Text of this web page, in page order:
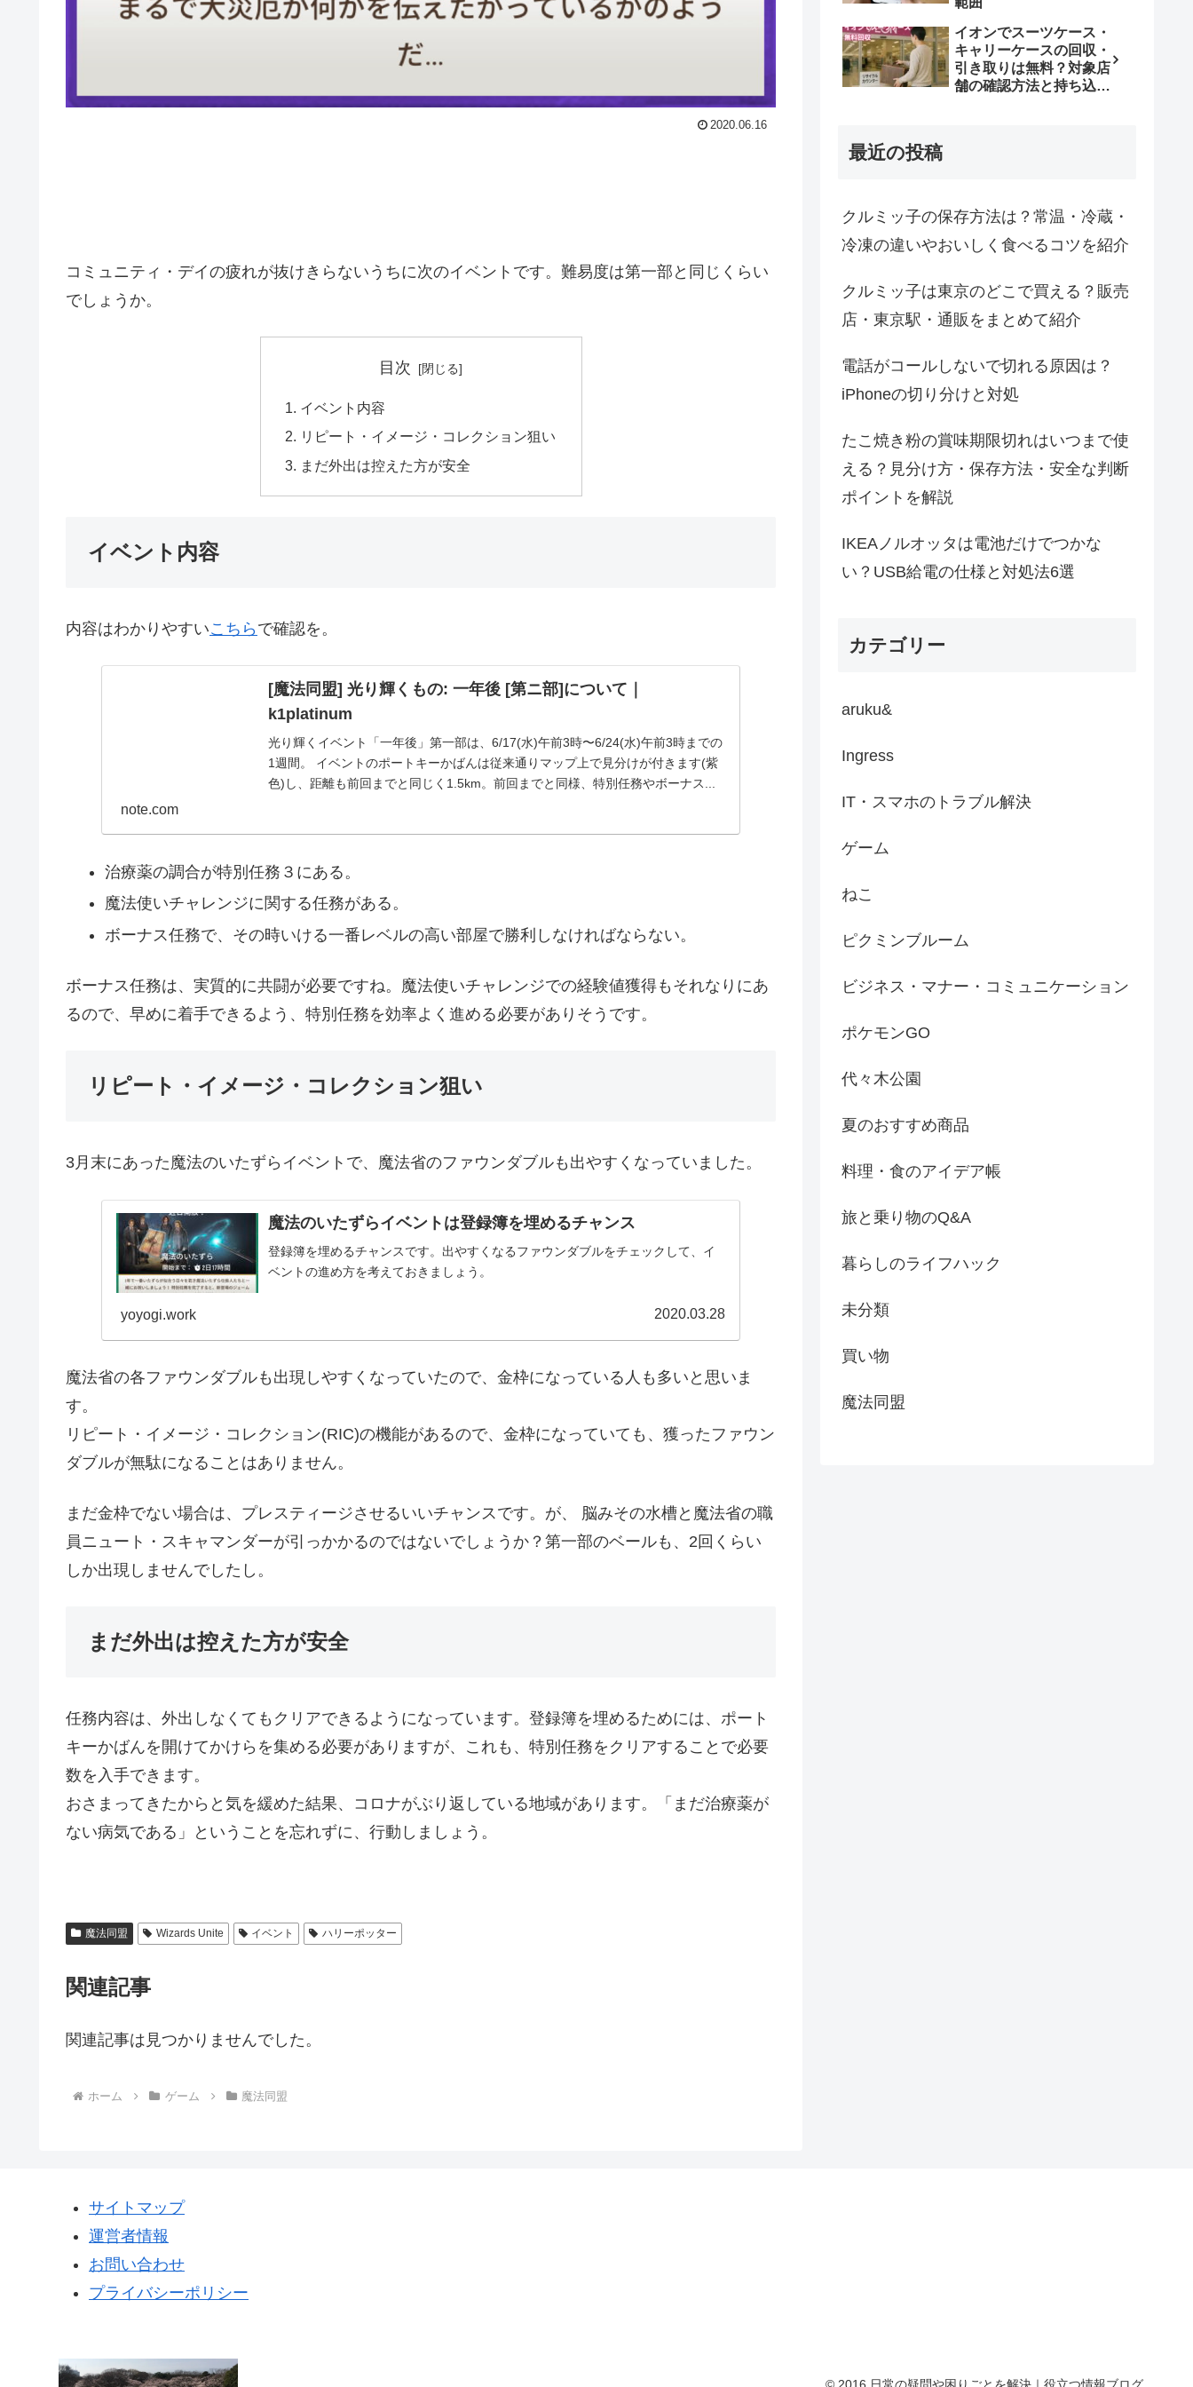
2020.06.16
コミュニティ・デイの疲れが抜けきらないうちに次のイベントです。難易度は第一部と同じくらい
でしょうか。
目次
イベント内容
リピート・イメージ・コレクション狙い
まだ外出は控えた方が安全
イベント内容
内容はわかりやすいこちら で確認を。
[魔法同盟] 光り輝くもの: 一年後 [第ニ部]について｜
k1platinum
光り輝くイベント「一年後」第一部は、6/17(水)午前3時〜6/24(水)午前3時までの
1週間。 イベントのポートキーかばんは従来通りマップ上で見分けが付きます(紫
色)し、距離も前回までと同じく1.5km。前回までと同様、特別任務やボーナス...
note.com
治療薬の調合が特別任務３にある。
魔法使いチャレンジに関する任務がある。
ボーナス任務で、その時いける一番レベルの高い部屋で勝利しなければならない。
ボーナス任務は、実質的に共闘が必要ですね。魔法使いチャレンジでの経験値獲得もそれなりにあ
るので、早めに着手できるよう、特別任務を効率よく進める必要がありそうです。
リピート・イメージ・コレクション狙い
3月末にあった魔法のいたずらイベントで、魔法省のファウンダブルも出やすくなっていました。
魔法のいたずらイベントは登録簿を埋めるチャンス
登録簿を埋めるチャンスです。出やすくなるファウンダブルをチェックして、イ
ベントの進め方を考えておきましょう。
yoyogi.work 2020.03.28
魔法省の各ファウンダブルも出現しやすくなっていたので、金枠になっている人も多いと思いま
す。
リピート・イメージ・コレクション(RIC)の機能があるので、金枠になっていても、獲ったファウン
ダブルが無駄になることはありません。
まだ金枠でない場合は、プレスティージさせるいいチャンスです。が、 脳みその水槽と魔法省の職
員ニュート・スキャマンダーが引っかかるのではないでしょうか？第一部のベールも、2回くらい
しか出現しませんでしたし。
まだ外出は控えた方が安全
任務内容は、外出しなくてもクリアできるようになっています。登録簿を埋めるためには、ポート
キーかばんを開けてかけらを集める必要がありますが、これも、特別任務をクリアすることで必要
数を入手できます。
おさまってきたからと気を緩めた結果、コロナがぶり返している地域があります。「まだ治療薬が
ない病気である」ということを忘れずに、行動しましょう。
魔法同盟 Wizards Unite イベント ハリーポッター
関連記事
関連記事は見つかりませんでした。
ホーム ゲーム 魔法同盟
イオンでスーツケース・
キャリーケースの回収・
引き取りは無料？対象店
舗の確認方法と持ち込み
最近の投稿
クルミッ子の保存方法は？常温・冷蔵・
冷凍の違いやおいしく食べるコツを紹介
クルミッ子は東京のどこで買える？販売
店・東京駅・通販をまとめて紹介
電話がコールしないで切れる原因は？
iPhoneの切り分けと対処
たこ焼き粉の賞味期限切れはいつまで使
える？見分け方・保存方法・安全な判断
ポイントを解説
IKEAノルオッタは電池だけでつかな
い？USB給電の仕様と対処法6選
カテゴリー
aruku&
Ingress
IT・スマホのトラブル解決
ゲーム
ねこ
ピクミンブルーム
ビジネス・マナー・コミュニケーション
ポケモンGO
代々木公園
夏のおすすめ商品
料理・食のアイデア帳
旅と乗り物のQ&A
暮らしのライフハック
未分類
買い物
魔法同盟
サイトマップ
運営者情報
お問い合わせ
プライバシーポリシー